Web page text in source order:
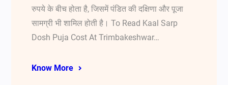
रुपये के बीच होता है, जिसमें पंडित की दक्षिणा और पूजा
सामग्री भी शामिल होती है। To Read Kaal Sarp
Dosh Puja Cost At Trimbakeshwar…
Know More